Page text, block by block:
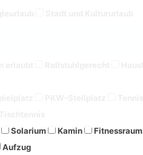
Solarium Kamin
Fitnessraum
Aufzug